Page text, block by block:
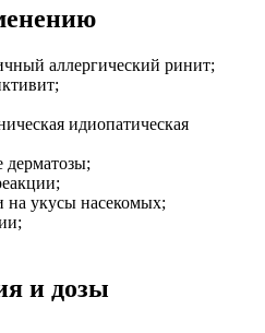
аллергический ринит;
идиопатическая
дерматозы;
на укусы насекомых;
и дозы